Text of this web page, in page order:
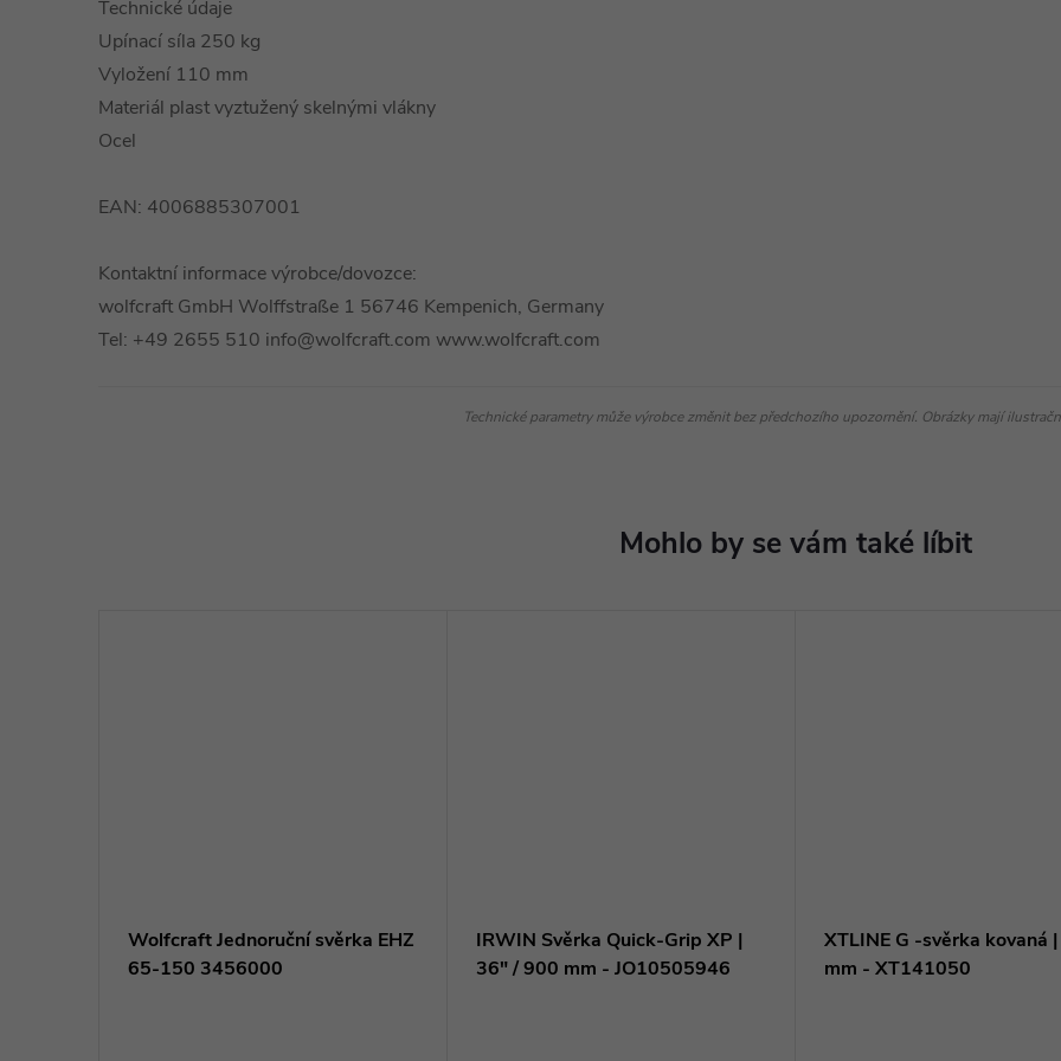
Technické údaje
Upínací síla 250 kg
Vyložení 110 mm
Materiál plast vyztužený skelnými vlákny
Ocel
EAN: 4006885307001
Kontaktní informace výrobce/dovozce:
wolfcraft GmbH Wolffstraße 1 56746 Kempenich, Germany
Tel: +49 2655 510 info@wolfcraft.com www.wolfcraft.com
Technické parametry může výrobce změnit bez předchozího upozornění. Obrázky mají
Wolfcraft Jednoruční svěrka EHZ
65-150 3456000
IRWIN Svěrka Quick-Grip XP |
36" / 900 mm - JO10505946
XTLINE G -svěrka kovaná
mm - XT141050